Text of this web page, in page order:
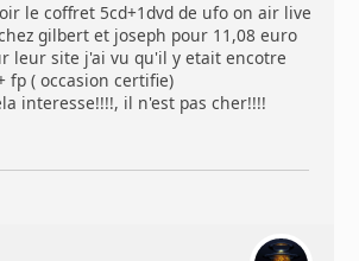
le coffret 5cd+1dvd de ufo on air live
gilbert et joseph pour 11,08 euro
leur site j'ai vu qu'il y etait encotre
fp ( occasion certifie)
interesse!!!!, il n'est pas cher!!!!